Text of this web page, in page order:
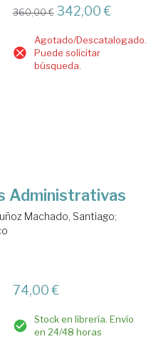
360,00 € 342,00 €
Agotado/Descatalogado.
Puede solicitar
búsqueda.
Administrativas
Machado, Santiago;
74,00 €
Stock en librería. Envío
en 24/48 horas